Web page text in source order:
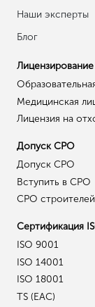
Наши эксперты
Блог
Лицензирование
Медицинская
Лицензия на
Допуск СРО
Допуск СРО
Вступить в СРО
СРО строителей
Сертификация
ISO 9001
ISO 14001
ISO 18001
TS (EAC)